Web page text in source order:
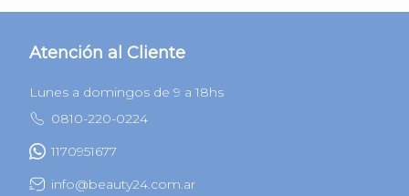
Atención al Cliente
Lunes a domingos de 9 a 18hs
0810-220-0224
1170951677
info@beauty24.com.ar